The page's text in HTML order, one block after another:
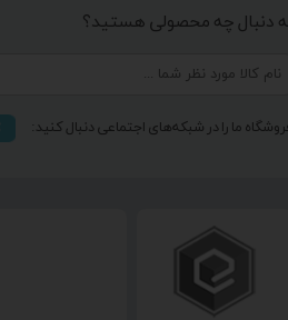
دنبال چه محصولی هستید؟
ما را در شبکه‌های اجتماعی دنبال کنید: